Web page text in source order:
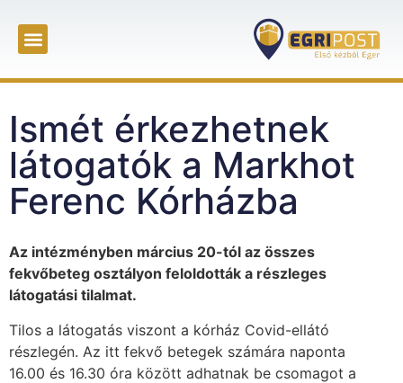
Ismét érkezhetnek
látogatók a Markhot
Ferenc Kórházba
Az intézményben március 20-tól az összes
fekvőbeteg osztályon feloldották a részleges
látogatási tilalmat.
Tilos a látogatás viszont a kórház Covid-ellátó
részlegén. Az itt fekvő betegek számára naponta
16.00 és 16.30 óra között adhatnak be csomagot a